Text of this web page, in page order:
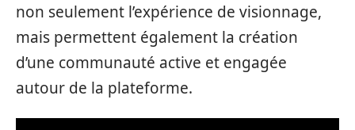
non seulement l’expérience de visionnage,
mais permettent également la création
d’une communauté active et engagée
autour de la plateforme.